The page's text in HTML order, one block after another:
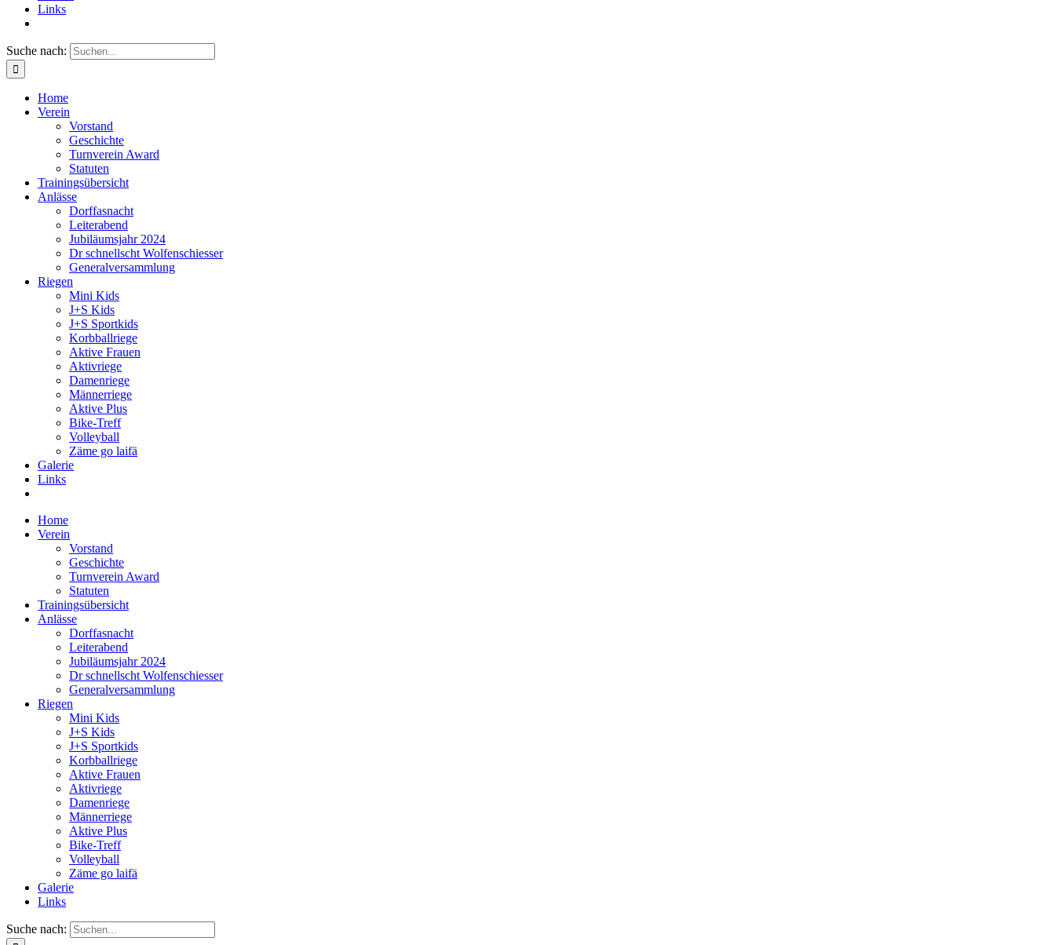
Links
Suche nach:
Home
Verein
Vorstand
Geschichte
Turnverein Award
Statuten
Trainingsübersicht
Anlässe
Dorffasnacht
Leiterabend
Jubiläumsjahr 2024
Dr schnellscht Wolfenschiesser
Generalversammlung
Riegen
Mini Kids
J+S Kids
J+S Sportkids
Korbballriege
Aktive Frauen
Aktivriege
Damenriege
Männerriege
Aktive Plus
Bike-Treff
Volleyball
Zäme go laifä
Galerie
Links
Home
Verein
Vorstand
Geschichte
Turnverein Award
Statuten
Trainingsübersicht
Anlässe
Dorffasnacht
Leiterabend
Jubiläumsjahr 2024
Dr schnellscht Wolfenschiesser
Generalversammlung
Riegen
Mini Kids
J+S Kids
J+S Sportkids
Korbballriege
Aktive Frauen
Aktivriege
Damenriege
Männerriege
Aktive Plus
Bike-Treff
Volleyball
Zäme go laifä
Galerie
Links
Suche nach: